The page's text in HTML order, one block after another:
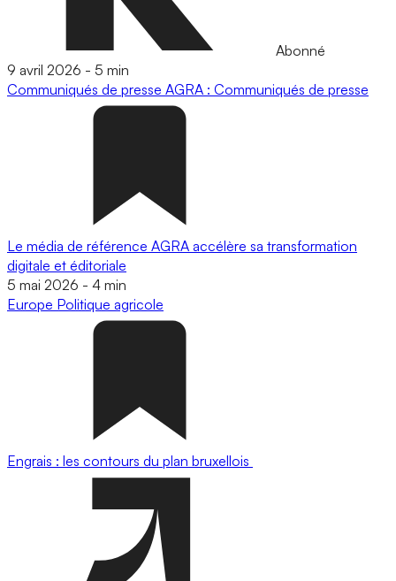
Abonné
9 avril 2026 - 5 min
Communiqués de presse AGRA : Communiqués de presse
Le média de référence AGRA accélère sa transformation
digitale et éditoriale
5 mai 2026 - 4 min
Europe Politique agricole
Engrais : les contours du plan bruxellois